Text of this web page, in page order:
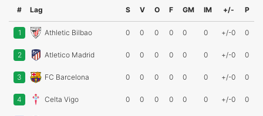
# Lag S V O F GM IM +/- P
1 Athletic Bilbao 0 0 0 0 0 0 +/-0 0
2 Atletico Madrid 0 0 0 0 0 0 +/-0 0
3 FC Barcelona 0 0 0 0 0 0 +/-0 0
4 Celta Vigo 0 0 0 0 0 0 +/-0 0